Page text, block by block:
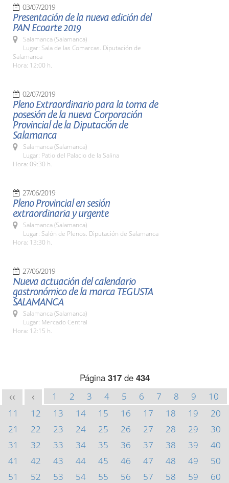
03/07/2019
Presentación de la nueva edición del
PAN Ecoarte 2019
Salamanca (Salamanca)
Lugar: Sala de las Comarcas. Diputación de
Salamanca
Hora: 12:00 h.
02/07/2019
Pleno Extraordinario para la toma de
posesión de la nueva Corporación
Provincial de la Diputación de
Salamanca
Salamanca (Salamanca)
Lugar: Patio del Palacio de la Salina
Hora: 09:30 h.
27/06/2019
Pleno Provincial en sesión
extraordinaria y urgente
Salamanca (Salamanca)
Lugar: Salón de Plenos. Diputación de Salamanca
Hora: 13:30 h.
27/06/2019
Nueva actuación del calendario
gastronómico de la marca TEGUSTA
SALAMANCA
Salamanca (Salamanca)
Lugar: Mercado Central
Hora: 12:15 h.
Página 317de 434
<< < 1 2 3 4 5 6 7 8 9
10
11
12 13 14 15 16 17 18 19
20
21
22 23 24 25 26 27 28 29
30
31
32 33 34 35 36 37 38 39
40
41
42 43 44 45 46 47 48 49
50
51
52 53 54 55 56 57 58 59
60